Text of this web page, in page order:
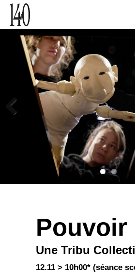
Pouvoir
Une Tribu
12.11 > 10h00* (séance